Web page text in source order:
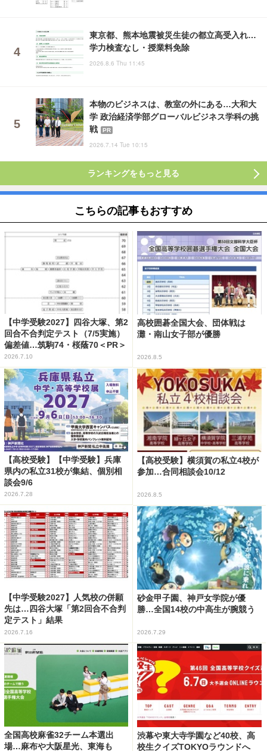
東京都、熊本地震被災生徒の都立高受入れ…
学力検査なし・授業料免除
2026.8.6 Thu 11:45
本物のビジネスは、教室の外にある…大和大
学 政治経済学部グローバルビジネス学科の挑
戦
PR
2026.7.14 Tue 10:15
ランキングをもっと見る
こちらの記事もおすすめ
【中学受験2027】四谷大塚、第2
回合不合判定テスト（7/5実施）
偏差値…筑駒74・桜蔭70＜PR＞
2026.7.10
高校囲碁全国大会、団体戦は
灘・南山女子部が優勝
2026.8.5
【高校受験】【中学受験】兵庫
県内の私立31校が集結、個別相
談会9/6
2026.7.28
【高校受験】横須賀の私立4校が
参加…合同相談会10/12
2026.8.5
【中学受験2027】人気校の併願
先は…四谷大塚「第2回合不合判
定テスト」結果
2026.7.16
砂金甲子園、神戸女学院が優
勝…全国14校の中高生が腕競う
2026.7.29
全国高校麻雀32チーム本選出
場…麻布や大阪星光、東海も
渋幕や東大寺学園など40校、高
校生クイズTOKYOラウンドへ